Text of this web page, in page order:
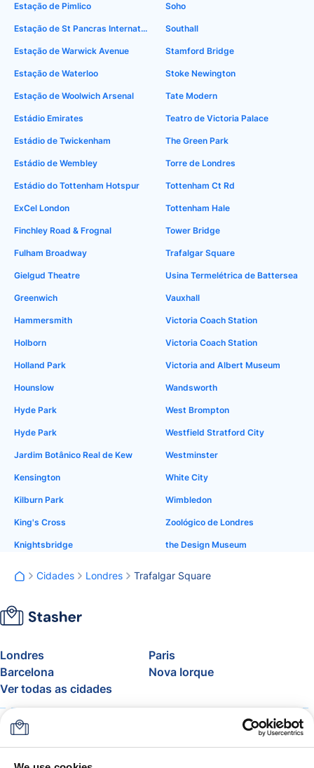
Estação de Pimlico
Estação de St Pancras International
Estação de Warwick Avenue
Estação de Waterloo
Estação de Woolwich Arsenal
Estádio Emirates
Estádio de Twickenham
Estádio de Wembley
Estádio do Tottenham Hotspur
ExCel London
Finchley Road & Frognal
Fulham Broadway
Gielgud Theatre
Greenwich
Hammersmith
Holborn
Holland Park
Hounslow
Hyde Park
Hyde Park
Jardim Botânico Real de Kew
Kensington
Kilburn Park
King's Cross
Knightsbridge
Soho
Southall
Stamford Bridge
Stoke Newington
Tate Modern
Teatro de Victoria Palace
The Green Park
Torre de Londres
Tottenham Ct Rd
Tottenham Hale
Tower Bridge
Trafalgar Square
Usina Termelétrica de Battersea
Vauxhall
Victoria Coach Station
Victoria Coach Station
Victoria and Albert Museum
Wandsworth
West Brompton
Westfield Stratford City
Westminster
White City
Wimbledon
Zoológico de Londres
the Design Museum
Cidades Londres Trafalgar Square
Londres
Paris
Barcelona
Nova Iorque
Ver todas as cidades
Sobre
FAQ
Apoio
Blogue